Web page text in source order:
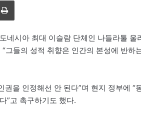
네시아 최대 이슬람 단체인 나들라툴
그들의 성적 취향은 인간의 본성에 반하
권을 인정해선 안 된다”며 현지 정부에
”고 촉구하기도 했다.